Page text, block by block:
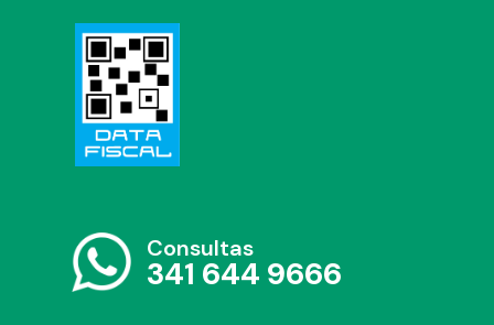
Consultas
341 644 9666